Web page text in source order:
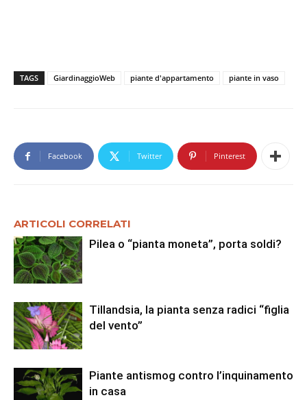
TAGS GiardinaggioWeb piante d'appartamento piante in vaso
Facebook Twitter Pinterest
ARTICOLI CORRELATI
Pilea o “pianta moneta”, porta soldi?
Tillandsia, la pianta senza radici “figlia
del vento”
Piante antismog contro l’inquinamento
in casa